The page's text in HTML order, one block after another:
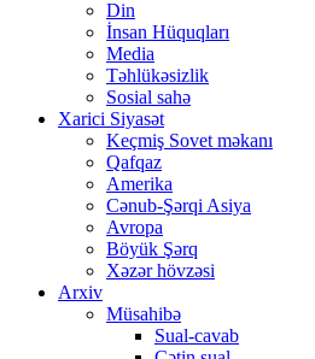
Din
İnsan Hüquqları
Media
Təhlükəsizlik
Sosial sahə
Xarici Siyasət
Keçmiş Sovet məkanı
Qafqaz
Amerika
Cənub-Şərqi Asiya
Avropa
Böyük Şərq
Xəzər hövzəsi
Arxiv
Müsahibə
Sual-cavab